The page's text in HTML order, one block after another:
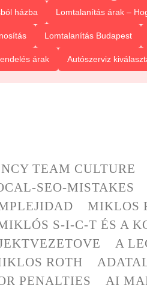
házba Lomtalanítás árak –
Lomtalanítás Budapest
árak Autószerviz
TEAM CULTURE
SEO-MISTAKES
MIKLOS
S-I-C-T ÉS A
A
ROTH
PENALTIES
AI